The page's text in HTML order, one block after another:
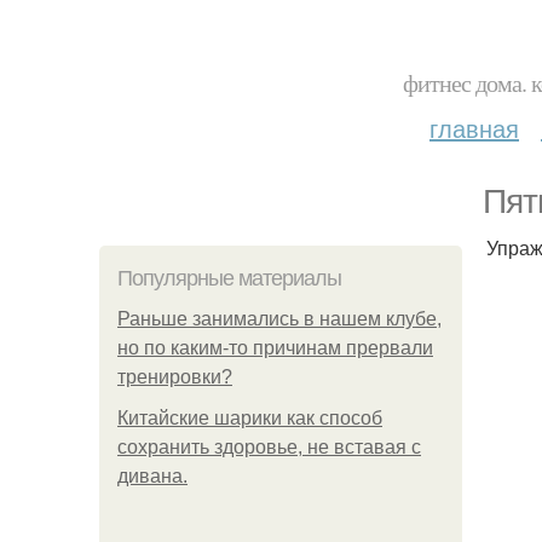
фитнес дома.
главная
Популярные материалы
Раньше занимались в нашем клубе,
но по каким-то причинам прервали
тренировки?
Китайские шарики как способ
сохранить здоровье, не вставая с
дивана.